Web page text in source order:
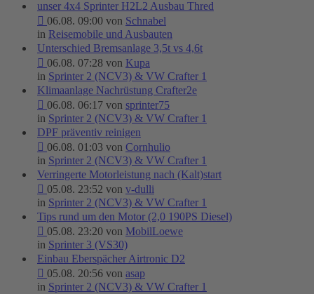
unser 4x4 Sprinter H2L2 Ausbau Thred
06.08. 09:00 von Schnabel
in Reisemobile und Ausbauten
Unterschied Bremsanlage 3,5t vs 4,6t
06.08. 07:28 von Kupa
in Sprinter 2 (NCV3) & VW Crafter 1
Klimaanlage Nachrüstung Crafter2e
06.08. 06:17 von sprinter75
in Sprinter 2 (NCV3) & VW Crafter 1
DPF präventiv reinigen
06.08. 01:03 von Cornhulio
in Sprinter 2 (NCV3) & VW Crafter 1
Verringerte Motorleistung nach (Kalt)start
05.08. 23:52 von v-dulli
in Sprinter 2 (NCV3) & VW Crafter 1
Tips rund um den Motor (2,0 190PS Diesel)
05.08. 23:20 von MobilLoewe
in Sprinter 3 (VS30)
Einbau Eberspächer Airtronic D2
05.08. 20:56 von asap
in Sprinter 2 (NCV3) & VW Crafter 1